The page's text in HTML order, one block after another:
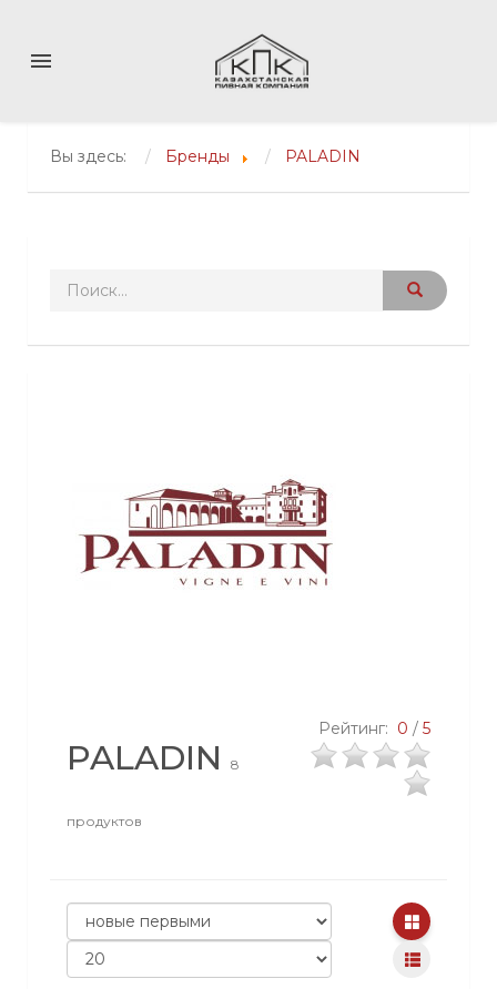
menu
Вы здесь: Бренды PALADIN
PALADIN 8
продуктов
Рейтинг: 0 / 5